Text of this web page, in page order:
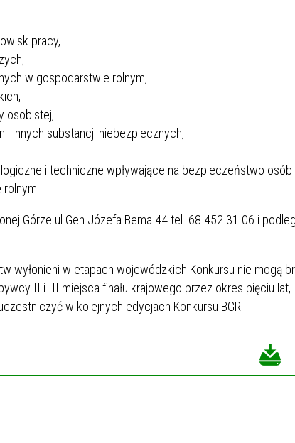
pracy,
w gospodarstwie rolnym,
osobistej,
innych substancji niebezpiecznych,
i techniczne wpływające na bezpieczeństwo osób
Górze ul Gen Józefa Bema 44 tel. 68 452 31 06 i
wyłonieni w etapach wojewódzkich Konkursu nie mogą
II i III miejsca finału krajowego przez okres pięciu lat,
w kolejnych edycjach Konkursu BGR.